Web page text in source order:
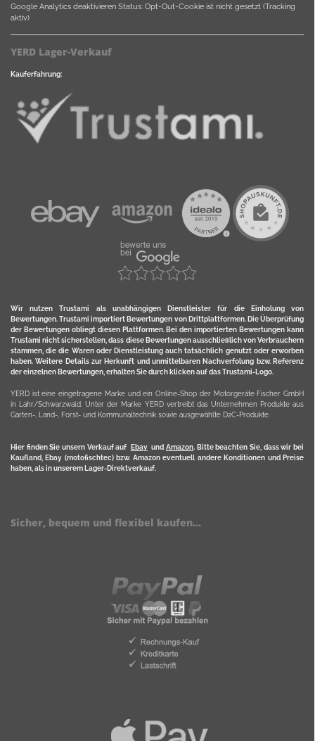
Google Analytics deaktivieren Status: Opt-Out-Cookie ist nicht gesetzt (Tracking
aktiv)
YERD Lager-Verkauf
Kauferfahrung:
Wir nutzen Trustami als unabhängigen Dienstleister für die Einholung von
Bewertungen. Trustami importiert Bewertungen von Drittplattformen. Die Überprüfung
der Bewertungen obliegt diesen Plattformen. Bei den importierten Bewertungen kann
Trustami nicht sicherstellen, dass diese Bewertungen ausschließlich von Verbrauchern
stammen, die die Waren oder Dienstleistung auch tatsächlich genutzt oder erworben
haben. Weitere Details zur Herkunft und unmittelbaren Nachverfolung bzw. Referenz
der einzelnen Bewertungen, erhalten Sie durch klicken auf das Trustami-Logo.
YERD ist eine eingetragene Marke und ein Online-Shop der Motorgeräte Fischer GmbH
in Lahr/Schwarzwald. Unter der Marke YERD vertreibt das Unternehmen Produkte aus
Garten-, Land-, Forst- und Kommunaltechnik sowie ausgewählte D2C-Produkte.
Hier finden Sie unsern Verkauf auf Ebayund Amazon. Bitte beachten Sie, dass wir bei
Kaufland, Ebay (motofischtec) bzw. Amazon eventuell andere Konditionen und Preise
haben, als in unserem Lager-Direktverkauf.
Sicher, bequem und flexibel kaufen...